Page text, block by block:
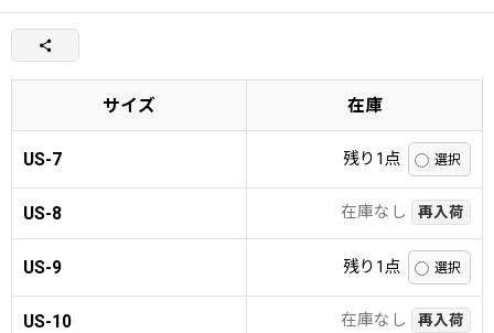
サイズ 在庫
US-7 残り1点
US-8 在庫なし 再入荷
US-9 残り1点
US-10 在庫なし 再入荷